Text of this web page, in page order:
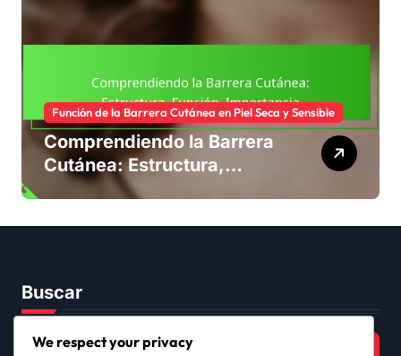
Función de la Barrera Cutánea en Piel Seca y Sensible
Comprendiendo la Barrera
Cutánea: Estructura,
Función, Importancia
Buscar
Search
We respect your privacy